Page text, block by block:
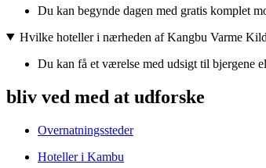
Du kan begynde dagen med gratis komplet
Hvilke hoteller i nærheden af Kangbu Varme
Du kan få et værelse med udsigt til bjergene
bliv ved med at udforske
Overnatningssteder
Hoteller i Kambu